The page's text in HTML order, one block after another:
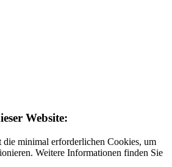
Website:
die minimal erforderlichen Cookies, um
Weitere Informationen finden Sie